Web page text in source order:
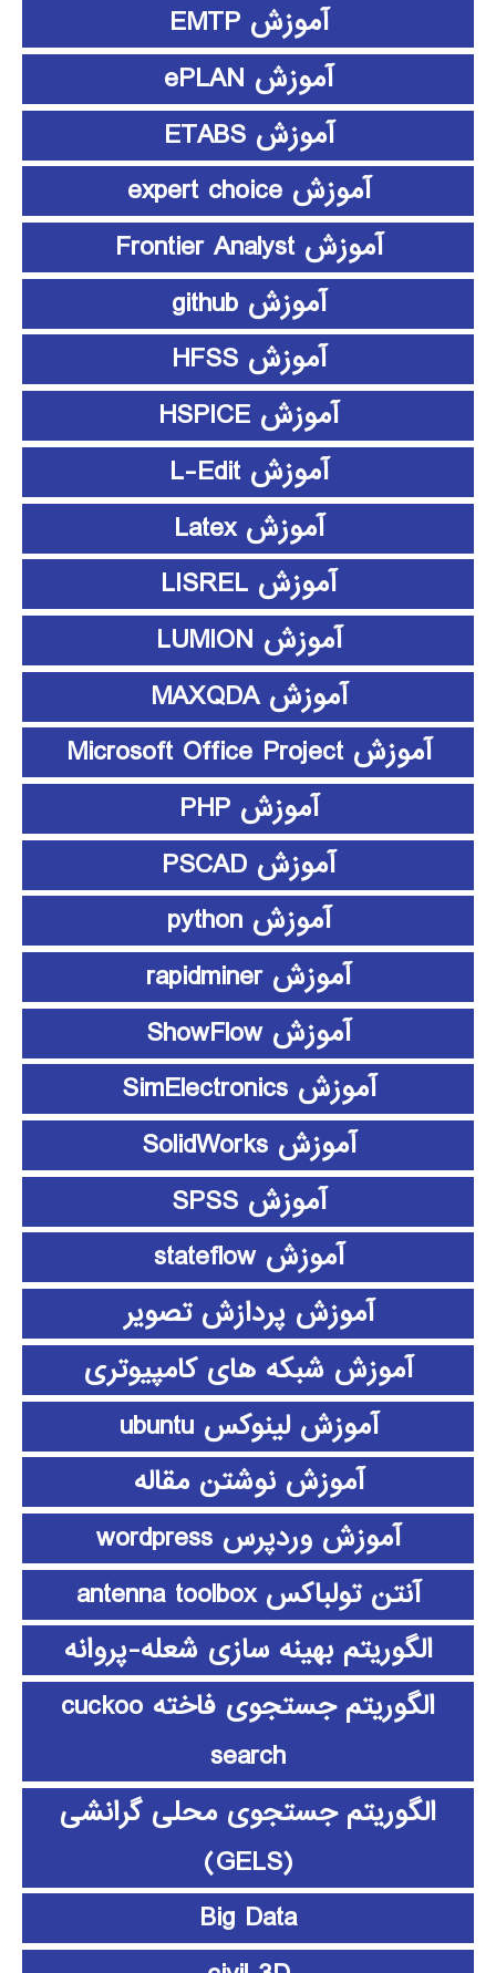
آموزش EMTP
آموزش ePLAN
آموزش ETABS
آموزش expert choice
آموزش Frontier Analyst
آموزش github
آموزش HFSS
آموزش HSPICE
آموزش L-Edit
آموزش Latex
آموزش LISREL
آموزش LUMION
آموزش MAXQDA
آموزش Microsoft Office Project
آموزش PHP
آموزش PSCAD
آموزش python
آموزش rapidminer
آموزش ShowFlow
آموزش SimElectronics
آموزش SolidWorks
آموزش SPSS
آموزش stateflow
آموزش پردازش تصویر
آموزش شبکه های کامپیوتری
آموزش لینوکس ubuntu
آموزش نوشتن مقاله
آموزش وردپرس wordpress
آنتن تولباکس antenna toolbox
الگوریتم بهینه سازی شعله-پروانه
الگوریتم جستجوی فاخته cuckoo
search
الگوریتم جستجوی محلی گرانشی
(GELS)
Big Data